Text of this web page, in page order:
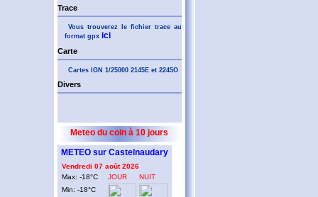
Trace
Vous trouverez le fichier trace au
format gpx ici
Carte
Cartes IGN 1/25000 2145E et 2245O
Divers
Meteo du coin à 10 jours
METEO sur Castelnaudary
Vendredi 07 août 2026
Max: -18°C
JOUR
NUIT
Min: -18°C